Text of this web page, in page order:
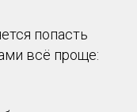
попасть
всё проще: